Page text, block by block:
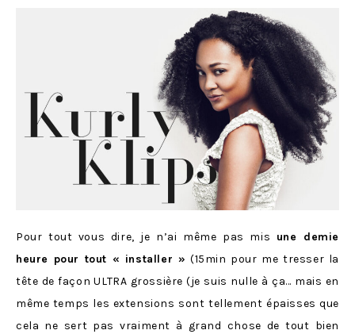
Pour tout vous dire, je n’ai même pas mis une demie
heure pour tout « installer » (15min pour me tresser la
tête de façon ULTRA grossière (je suis nulle à ça… mais en
même temps les extensions sont tellement épaisses que
cela ne sert pas vraiment à grand chose de tout bien